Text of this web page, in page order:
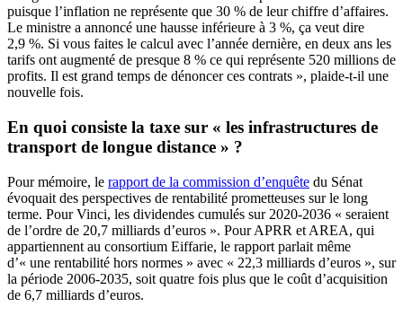
puisque l’inflation ne représente que 30 % de leur chiffre d’affaires.
Le ministre a annoncé une hausse inférieure à 3 %, ça veut dire
2,9 %. Si vous faites le calcul avec l’année dernière, en deux ans les
tarifs ont augmenté de presque 8 % ce qui représente 520 millions de
profits. Il est grand temps de dénoncer ces contrats », plaide-t-il une
nouvelle fois.
En quoi consiste la taxe sur « les infrastructures de
transport de longue distance » ?
Pour mémoire, le rapport de la commission d’enquête du Sénat
évoquait des perspectives de rentabilité prometteuses sur le long
terme. Pour Vinci, les dividendes cumulés sur 2020-2036 « seraient
de l’ordre de 20,7 milliards d’euros ». Pour APRR et AREA, qui
appartiennent au consortium Eiffarie, le rapport parlait même
d’« une rentabilité hors normes » avec « 22,3 milliards d’euros », sur
la période 2006-2035, soit quatre fois plus que le coût d’acquisition
de 6,7 milliards d’euros.